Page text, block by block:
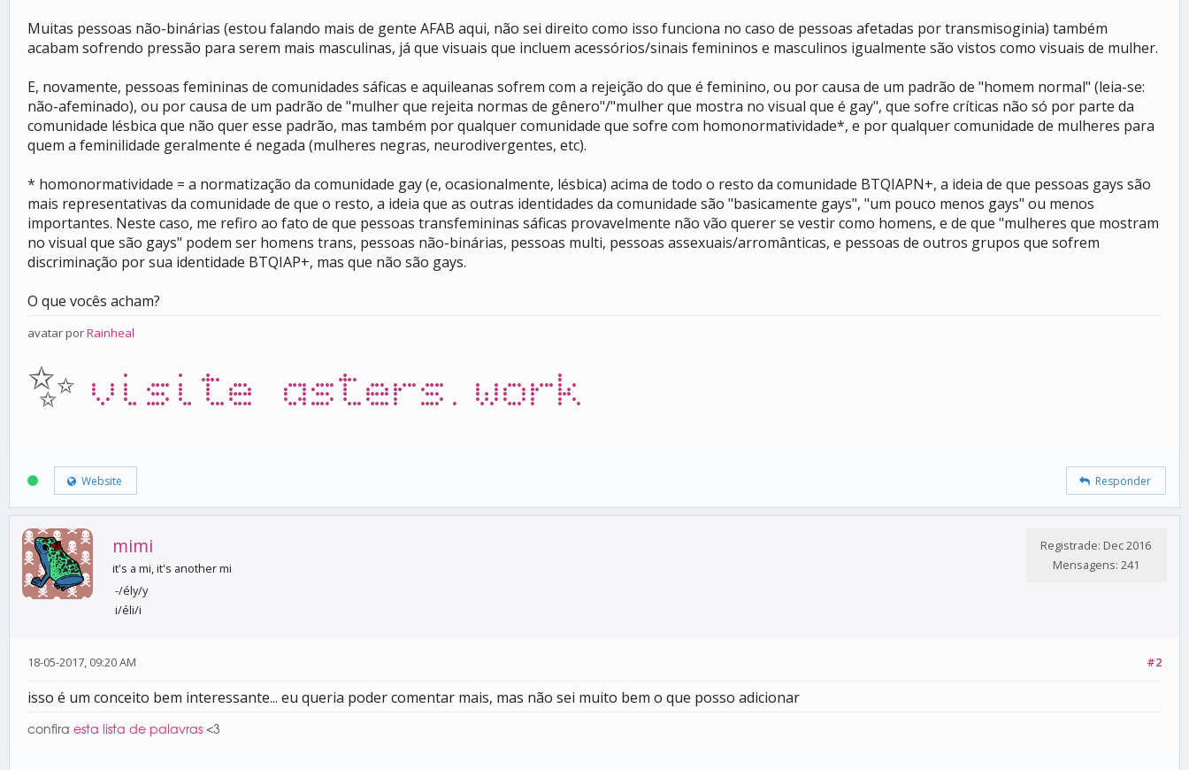
Muitas pessoas não-binárias (estou falando mais de gente AFAB aqui, não sei direito como isso funciona no caso de pessoas afetadas por transmisoginia) também
acabam sofrendo pressão para serem mais masculinas, já que visuais que incluem acessórios/sinais femininos e masculinos igualmente são vistos como visuais de mulher.
E, novamente, pessoas femininas de comunidades sáficas e aquileanas sofrem com a rejeição do que é feminino, ou por causa de um padrão de "homem normal" (leia-se:
não-afeminado), ou por causa de um padrão de "mulher que rejeita normas de gênero"/"mulher que mostra no visual que é gay", que sofre críticas não só por parte da
comunidade lésbica que não quer esse padrão, mas também por qualquer comunidade que sofre com homonormatividade*, e por qualquer comunidade de mulheres para
quem a feminilidade geralmente é negada (mulheres negras, neurodivergentes, etc).
* homonormatividade = a normatização da comunidade gay (e, ocasionalmente, lésbica) acima de todo o resto da comunidade BTQIAPN+, a ideia de que pessoas gays são
mais representativas da comunidade de que o resto, a ideia que as outras identidades da comunidade são "basicamente gays", "um pouco menos gays" ou menos
importantes. Neste caso, me refiro ao fato de que pessoas transfemininas sáficas provavelmente não vão querer se vestir como homens, e de que "mulheres que mostram
no visual que são gays" podem ser homens trans, pessoas não-binárias, pessoas multi, pessoas assexuais/arromânticas, e pessoas de outros grupos que sofrem
discriminação por sua identidade BTQIAP+, mas que não são gays.
O que vocês acham?
avatar porRainheal
✨ visite asters.work
Website Responder
mimi
it's a mi, it's another mi
-/ély/y
i/éli/i
Registrade: Dec 2016
Mensagens: 241
#2
18-05-2017, 09:20 AM
isso é um conceito bem interessante... eu queria poder comentar mais, mas não sei muito bem o que posso adicionar
confira esta lista de palavras <3